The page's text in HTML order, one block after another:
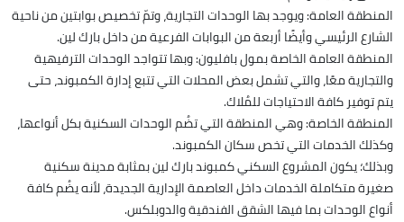
المنطقة العامة: ويوجد بها الوحدات التجارية، وتمّ تخصيص بوابتين من ناحية
الشارع الرئيسي وأيضًا أربعة من البوابات الفرعية من داخل بارك لين.
المنطقة العامة الخاصة بمول بافليون: وبها تتواجد الوحدات الترفيهية
والتجارية معًا، والتي تشمل بعض المحلات التي تتبع إدارة الكمبوند، حتى
يتم توفير كافة الاحتياجات للمُلاك.
المنطقة الخاصة: وهي المنطقة التي تضُم الوحدات السكنية بكل أنواعها،
وكذلك الخدمات التي تخص سكان الكمبوند.
وبذلك؛ يكون المشروع السكني كمبوند بارك لين بمثابة مدينة سكنية
صغيرة متكاملة الخدمات داخل العاصمة الإدارية الجديدة، لأنه يضُم كافة
أنواع الوحدات بما فيها الشقق الفندقية والدوبلكس.